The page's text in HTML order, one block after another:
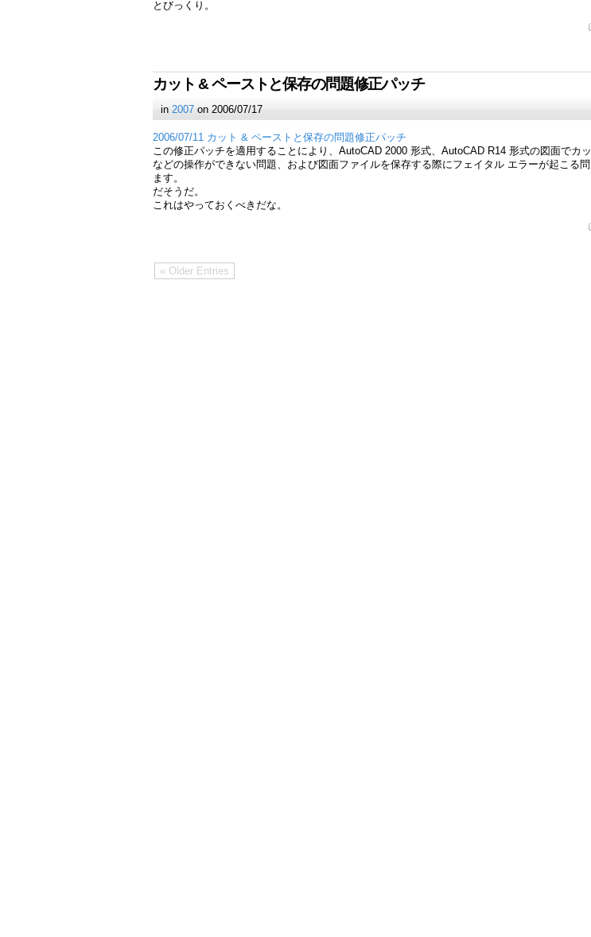
とびっくり。
カット & ペーストと保存の問題修正パッチ
in2007 on 2006/07/17
2006/07/11 カット & ペーストと保存の問題修正パッチ
この修正パッチを適用することにより、AutoCAD 2000 形式、AutoCAD R14 形式の図面でカ
などの操作ができない問題、および図面ファイルを保存する際にフェイタル エラーが起こる
ます。
だそうだ。
これはやっておくべきだな。
« Older Entries